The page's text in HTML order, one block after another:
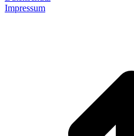
Impressum